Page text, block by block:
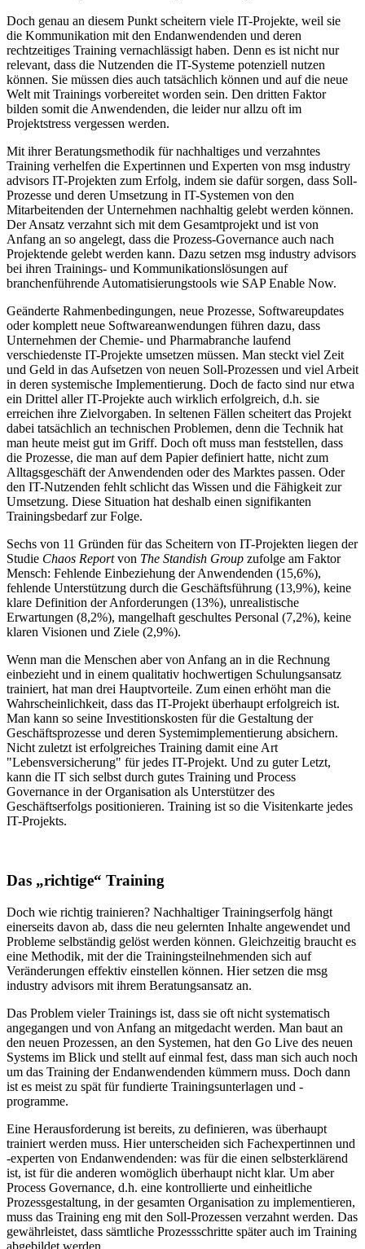
Doch genau an diesem Punkt scheitern viele IT-Projekte, weil sie
die Kommunikation mit den Endanwendenden und deren
rechtzeitiges Training vernachlässigt haben. Denn es ist nicht nur
relevant, dass die Nutzenden die IT-Systeme potenziell nutzen
können. Sie müssen dies auch tatsächlich können und auf die neue
Welt mit Trainings vorbereitet worden sein. Den dritten Faktor
bilden somit die Anwendenden, die leider nur allzu oft im
Projektstress vergessen werden.
Mit ihrer Beratungsmethodik für nachhaltiges und verzahntes
Training verhelfen die Expertinnen und Experten von msg industry
advisors IT-Projekten zum Erfolg, indem sie dafür sorgen, dass Soll-
Prozesse und deren Umsetzung in IT-Systemen von den
Mitarbeitenden der Unternehmen nachhaltig gelebt werden können.
Der Ansatz verzahnt sich mit dem Gesamtprojekt und ist von
Anfang an so angelegt, dass die Prozess-Governance auch nach
Projektende gelebt werden kann. Dazu setzen msg industry advisors
bei ihren Trainings- und Kommunikationslösungen auf
branchenführende Automatisierungstools wie SAP Enable Now.
Geänderte Rahmenbedingungen, neue Prozesse, Softwareupdates
oder komplett neue Softwareanwendungen führen dazu, dass
Unternehmen der Chemie- und Pharmabranche laufend
verschiedenste IT-Projekte umsetzen müssen. Man steckt viel Zeit
und Geld in das Aufsetzen von neuen Soll-Prozessen und viel Arbeit
in deren systemische Implementierung. Doch de facto sind nur etwa
ein Drittel aller IT-Projekte auch wirklich erfolgreich, d.h. sie
erreichen ihre Zielvorgaben. In seltenen Fällen scheitert das Projekt
dabei tatsächlich an technischen Problemen, denn die Technik hat
man heute meist gut im Griff. Doch oft muss man feststellen, dass
die Prozesse, die man auf dem Papier definiert hatte, nicht zum
Alltagsgeschäft der Anwendenden oder des Marktes passen. Oder
den IT-Nutzenden fehlt schlicht das Wissen und die Fähigkeit zur
Umsetzung. Diese Situation hat deshalb einen signifikanten
Trainingsbedarf zur Folge.
Sechs von 11 Gründen für das Scheitern von IT-Projekten liegen der
Studie Chaos Reportvon The Standish Group zufolge am Faktor
Mensch: Fehlende Einbeziehung der Anwendenden (15,6%),
fehlende Unterstützung durch die Geschäftsführung (13,9%), keine
klare Definition der Anforderungen (13%), unrealistische
Erwartungen (8,2%), mangelhaft geschultes Personal (7,2%), keine
klaren Visionen und Ziele (2,9%).
Wenn man die Menschen aber von Anfang an in die Rechnung
einbezieht und in einem qualitativ hochwertigen Schulungsansatz
trainiert, hat man drei Hauptvorteile. Zum einen erhöht man die
Wahrscheinlichkeit, dass das IT-Projekt überhaupt erfolgreich ist.
Man kann so seine Investitionskosten für die Gestaltung der
Geschäftsprozesse und deren Systemimplementierung absichern.
Nicht zuletzt ist erfolgreiches Training damit eine Art
"Lebensversicherung" für jedes IT-Projekt. Und zu guter Letzt,
kann die IT sich selbst durch gutes Training und Process
Governance in der Organisation als Unterstützer des
Geschäftserfolgs positionieren. Training ist so die Visitenkarte jedes
IT-Projekts.
Das „richtige“ Training
Doch wie richtig trainieren? Nachhaltiger Trainingserfolg hängt
einerseits davon ab, dass die neu gelernten Inhalte angewendet und
Probleme selbständig gelöst werden können. Gleichzeitig braucht es
eine Methodik, mit der die Trainingsteilnehmenden sich auf
Veränderungen effektiv einstellen können. Hier setzen die msg
industry advisors mit ihrem Beratungsansatz an.
Das Problem vieler Trainings ist, dass sie oft nicht systematisch
angegangen und von Anfang an mitgedacht werden. Man baut an
den neuen Prozessen, an den Systemen, hat den Go Live des neuen
Systems im Blick und stellt auf einmal fest, dass man sich auch noch
um das Training der Endanwendenden kümmern muss. Doch dann
ist es meist zu spät für fundierte Trainingsunterlagen und -
programme.
Eine Herausforderung ist bereits, zu definieren, was überhaupt
trainiert werden muss. Hier unterscheiden sich Fachexpertinnen und
-experten von Endanwendenden: was für die einen selbsterklärend
ist, ist für die anderen womöglich überhaupt nicht klar. Um aber
Process Governance, d.h. eine kontrollierte und einheitliche
Prozessgestaltung, in der gesamten Organisation zu implementieren,
muss das Training eng mit den Soll-Prozessen verzahnt werden. Das
gewährleistet, dass sämtliche Prozessschritte später auch im Training
abgebildet werden.